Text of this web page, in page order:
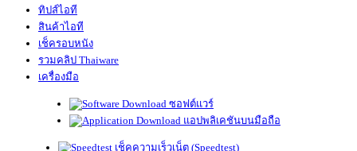
ทิปส์ไอที
สินค้าไอที
เช็ครอบหนัง
รวมคลิป Thaiware
เครื่องมือ
ซอฟต์แวร์
แอปพลิเคชันบนมือถือ
เช็คความเร็วเน็ต (Speedtest)